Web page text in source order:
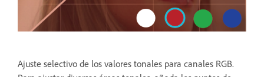
Ajuste selectivo de los valores tonales para canales RGB.